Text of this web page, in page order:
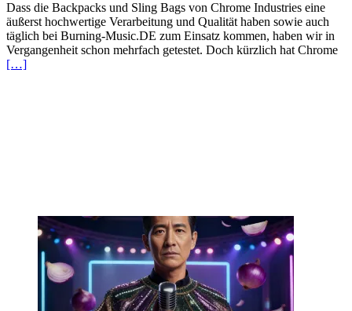
Dass die Backpacks und Sling Bags von Chrome Industries eine
äußerst hochwertige Verarbeitung und Qualität haben sowie auch
täglich bei Burning-Music.DE zum Einsatz kommen, haben wir in
Vergangenheit schon mehrfach getestet. Doch kürzlich hat Chrome
[…]